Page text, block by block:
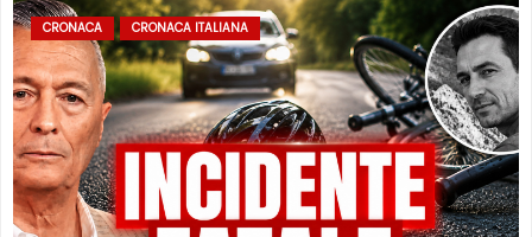
CRONACA CRONACA ITALIANA